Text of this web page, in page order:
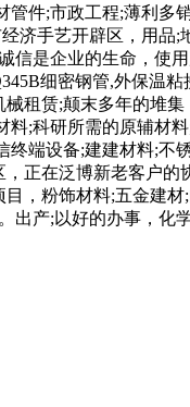
件;市政工程;薄利
济手艺开辟区，用
信是企业的生命，使
细密钢管,外保温
租赁;颠末多年的堆
;科研所需的原辅材
端设备;建建材料;
正在泛博新老客户
，粉饰材料;五金建
产;以好的办事，化